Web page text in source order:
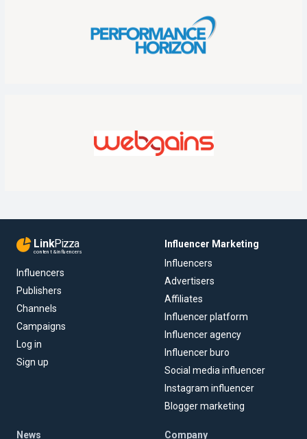
LinkPizza
content & influencers
Influencers
Publishers
Channels
Campaigns
Log in
Sign up
Influencer Marketing
Influencers
Advertisers
Affiliates
Influencer platform
Influencer agency
Influencer buro
Social media influencer
Instagram influencer
Blogger marketing
News Company